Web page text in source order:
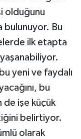
olduğunu
bulunuyor. Bu
ilk etapta
yeni ve faydalı
bu
de işe küçük
belirtiyor.
olarak